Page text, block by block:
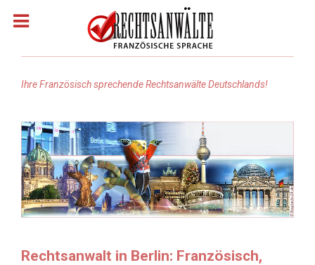
Homepage
Rechtsanwälte: Französisch
Rechtsanwälte: Arabisch
Ihre Französisch sprechende Rechtsanwälte Deutschlands!
Rechtsanwalt in Berlin: Französisch,